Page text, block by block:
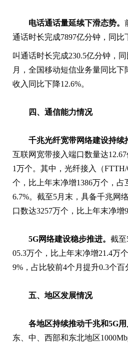
电话通话量延续下滑态势。
通话时长完成7897亿分钟，同比
叫通话时长完成230.5亿分钟，
月，全国移动短信业务量同比下
收入同比下降12.6%。
四、通信能力情况
千兆光纤宽带网络建设持续
互联网宽带接入端口数量达
1万个。其中，光纤接入（
个，比上年末净增1386万个，
6.7%。截至5月末，具备千兆网
口数达3257万个，比上年末净增
5G网络建设稳步推进。 截至
05.3万个，比上年末净增21.4万
9%，占比较前4个月提升0.3个百
五、地区发展情况
各地区持续推动千兆和5G用
东、中、西部和东北地区